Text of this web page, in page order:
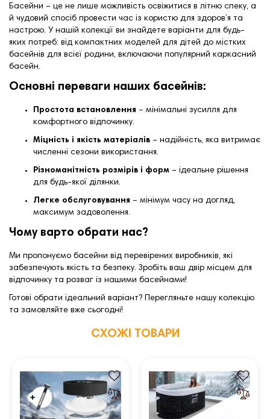
Басейни – це не лише можливість освіжитися в літню спеку, а
й чудовий спосіб провести час із користю для здоров’я та
настрою. У нашій колекції ви знайдете варіанти для будь-
яких потреб: від компактних моделей для дітей до містких
басейнів для всієї родини, включаючи популярний каркасний
басейн.
Основні переваги наших басейнів:
Простота встановлення – мінімальні зусилля для
комфортного відпочинку.
Міцність і якість матеріалів – надійність, яка витримає
численні сезони використання.
Різноманітність розмірів і форм – ідеальне рішення
для будь-якої ділянки.
Легке обслуговування – мінімум часу на догляд,
максимум задоволення.
Чому варто обрати нас?
Ми пропонуємо басейни від перевірених виробників, які
забезпечують якість та безпеку. Зробіть ваш двір місцем для
відпочинку та розваг із нашими басейнами!
Готові обрати ідеальний варіант? Перегляньте нашу колекцію
та замовляйте вже сьогодні!
СХОЖІ ТОВАРИ